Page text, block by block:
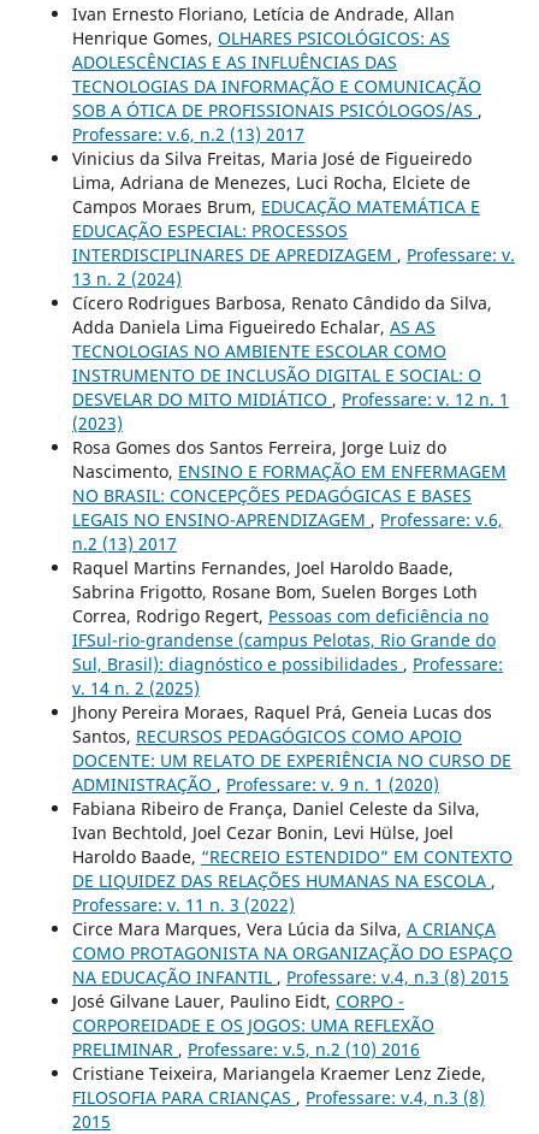
Ivan Ernesto Floriano, Letícia de Andrade, Allan
Henrique Gomes, OLHARES PSICOLÓGICOS: AS
ADOLESCÊNCIAS E AS INFLUÊNCIAS DAS
TECNOLOGIAS DA INFORMAÇÃO E COMUNICAÇÃO
SOB A ÓTICA DE PROFISSIONAIS PSICÓLOGOS/AS ,
Professare: v.6, n.2 (13) 2017
Vinicius da Silva Freitas, Maria José de Figueiredo
Lima, Adriana de Menezes, Luci Rocha, Elciete de
Campos Moraes Brum, EDUCAÇÃO MATEMÁTICA E
EDUCAÇÃO ESPECIAL: PROCESSOS
INTERDISCIPLINARES DE APREDIZAGEM , Professare: v.
13 n. 2 (2024)
Cícero Rodrigues Barbosa, Renato Cândido da Silva,
Adda Daniela Lima Figueiredo Echalar, AS AS
TECNOLOGIAS NO AMBIENTE ESCOLAR COMO
INSTRUMENTO DE INCLUSÃO DIGITAL E SOCIAL: O
DESVELAR DO MITO MIDIÁTICO , Professare: v. 12 n. 1
(2023)
Rosa Gomes dos Santos Ferreira, Jorge Luiz do
Nascimento, ENSINO E FORMAÇÃO EM ENFERMAGEM
NO BRASIL: CONCEPÇÕES PEDAGÓGICAS E BASES
LEGAIS NO ENSINO-APRENDIZAGEM , Professare: v.6,
n.2 (13) 2017
Raquel Martins Fernandes, Joel Haroldo Baade,
Sabrina Frigotto, Rosane Bom, Suelen Borges Loth
Correa, Rodrigo Regert, Pessoas com deficiência no
IFSul-rio-grandense (campus Pelotas, Rio Grande do
Sul, Brasil): diagnóstico e possibilidades , Professare:
v. 14 n. 2 (2025)
Jhony Pereira Moraes, Raquel Prá, Geneia Lucas dos
Santos, RECURSOS PEDAGÓGICOS COMO APOIO
DOCENTE: UM RELATO DE EXPERIÊNCIA NO CURSO DE
ADMINISTRAÇÃO , Professare: v. 9 n. 1 (2020)
Fabiana Ribeiro de França, Daniel Celeste da Silva,
Ivan Bechtold, Joel Cezar Bonin, Levi Hülse, Joel
Haroldo Baade, “RECREIO ESTENDIDO” EM CONTEXTO
DE LIQUIDEZ DAS RELAÇÕES HUMANAS NA ESCOLA ,
Professare: v. 11 n. 3 (2022)
Circe Mara Marques, Vera Lúcia da Silva, A CRIANÇA
COMO PROTAGONISTA NA ORGANIZAÇÃO DO ESPAÇO
NA EDUCAÇÃO INFANTIL , Professare: v.4, n.3 (8) 2015
José Gilvane Lauer, Paulino Eidt, CORPO -
CORPOREIDADE E OS JOGOS: UMA REFLEXÃO
PRELIMINAR , Professare: v.5, n.2 (10) 2016
Cristiane Teixeira, Mariangela Kraemer Lenz Ziede,
FILOSOFIA PARA CRIANÇAS , Professare: v.4, n.3 (8)
2015